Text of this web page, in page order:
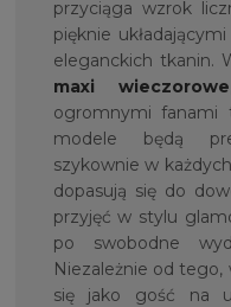
przyciąga wzrok
pięknie
eleganckich tkanin.
maxi wieczorowe
ogromnymi fanami
modele będą
szykownie w
dopasują się do
przyjęć w stylu
po swobodne
Niezależnie od tego,
się jako gość na